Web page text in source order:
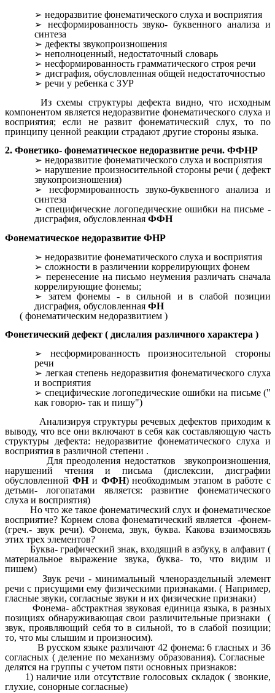
недоразвитие фонематического слуха и восприятия
несформированность звуко- буквенного анализа и
синтеза
дефекты звукопроизношения
неполноценный, недостаточный словарь
несформированность грамматического строя речи
дисграфия, обусловленная общей недостаточностью
речи у ребенка с ЗУР
Из схемы структуры дефекта видно, что исходным
компонентом является недоразвитие фонематического слуха и
восприятия; если не развит фонематический слух, то по
принципу ценной реакции страдают другие стороны языка.
2. Фонетико- фонематическое недоразвитие речи. ФФНР
недоразвитие фонематического слуха и восприятия
нарушение произносительной стороны речи ( дефект
звукопроизношения)
несформированность звуко-буквенного анализа и
синтеза
специфические логопедические ошибки на письме -
дисграфия, обусловленная ФФН
Фонематическое недоразвитие ФНР
недоразвитие фонематического слуха и восприятия
сложности в различении коррелирующих фонем
перенесение на письмо неумения различать сначала
коррелирующие фонемы;
затем фонемы - в сильной и в слабой позиции
дисграфия, обусловленная ФН
( фонематическим недоразвитием )
Фонетический дефект ( дислалия различного характера )
несформированность произносительной стороны
речи
легкая степень недоразвития фонематического слуха
и восприятия
специфические логопедические ошибки на письме ("
как говорю- так и пишу")
Анализируя структуры речевых дефектов приходим к
выводу, что все они включают в себя как составляющую часть
структуры дефекта: недоразвитие фонематического слуха и
восприятия в различной степени .
Для преодоления недостатков звукопроизношения,
нарушений чтения и письма (дислексии, дисграфии
обусловленной ФНи ФФН) необходимым этапом в работе с
детьми- логопатами является: развитие фонематического
слуха и восприятия)
Но что же такое фонематический слух и фонематическое
восприятие? Корнем слова фонематический является -фонем-
(греч.- звук речи). Фонема, звук, буква. Какова взаимосвязь
этих трех элементов?
Буква- графический знак, входящий в азбуку, в алфавит (
материальное выражение звука, буква- то, что видим и
пишем)
Звук речи - минимальный членораздельный элемент
речи с присущими ему физическими признаками. ( Например,
гласные звуки, согласные звуки и их физические признаки)
Фонема- абстрактная звуковая единица языка, в разных
позициях обнаруживающая свои различительные признаки (
звук, проявляющий себя то в сильной, то в слабой позиции;
то, что мы слышим и произносим).
В русском языке различают 42 фонема: 6 гласных и 36
согласных ( деление по механизму образования). Согласные
делятся на группы с учетом пяти основных признаков:
1) наличие или отсутствие голосовых складок ( звонкие,
глухие, сонорные согласные)